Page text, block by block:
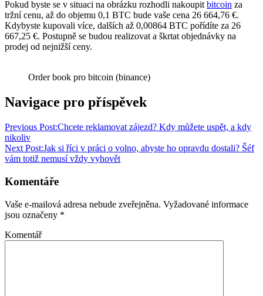
Pokud byste se v situaci na obrázku rozhodli nakoupitbitcoin za
tržní cenu, až do objemu 0,1 BTC bude vaše cena 26 664,76 €.
Kdybyste kupovali více, dalších až 0,00864 BTC pořídíte za 26
667,25 €. Postupně se budou realizovat a škrtat objednávky na
prodej od nejnižší ceny.
Order book pro bitcoin (binance)
Navigace pro příspěvek
Previous Post:Chcete reklamovat zájezd? Kdy můžete uspět, a kdy
nikoliv
Next Post:Jak si říci v práci o volno, abyste ho opravdu dostali? Šéf
vám totiž nemusí vždy vyhovět
Komentáře
Vaše e-mailová adresa nebude zveřejněna. Vyžadované informace
jsou označeny *
Komentář